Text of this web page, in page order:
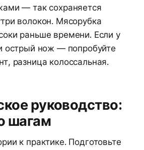
— так сохраняется
волокон. Мясорубка
раньше времени. Если у
острый нож — попробуйте
разница колоссальная.
руководство:
шагам
к практике. Подготовьте